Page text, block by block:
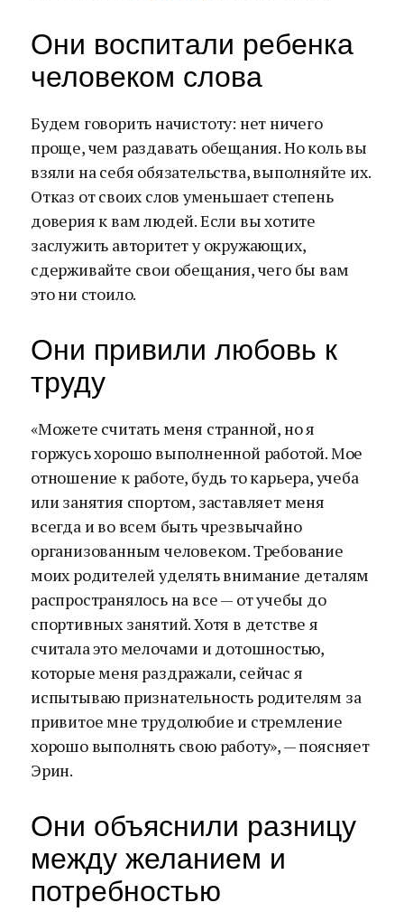
Они воспитали ребенка
человеком слова
Будем говорить начистоту: нет ничего
проще, чем раздавать обещания. Но коль вы
взяли на себя обязательства, выполняйте их.
Отказ от своих слов уменьшает степень
доверия к вам людей. Если вы хотите
заслужить авторитет у окружающих,
сдерживайте свои обещания, чего бы вам
это ни стоило.
Они привили любовь к
труду
«Можете считать меня странной, но я
горжусь хорошо выполненной работой. Мое
отношение к работе, будь то карьера, учеба
или занятия спортом, заставляет меня
всегда и во всем быть чрезвычайно
организованным человеком. Требование
моих родителей уделять внимание деталям
распространялось на все — от учебы до
спортивных занятий. Хотя в детстве я
считала это мелочами и дотошностью,
которые меня раздражали, сейчас я
испытываю признательность родителям за
привитое мне трудолюбие и стремление
хорошо выполнять свою работу», — поясняет
Эрин.
Они объяснили разницу
между желанием и
потребностью